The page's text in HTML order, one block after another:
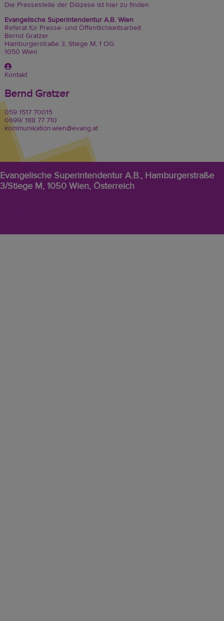
Die Pressestelle der Diözese ist hier zu finden
Evangelische Superintendentur A.B. Wien
Referat für Presse- und Öffentlichkeitsarbeit
Bernd Gratzer
Hamburgerstraße 3, Stiege M, 1 OG.
1050 Wien
Kontakt
Bernd Gratzer
059 1517 70015
0699/ 188 77 710
kommunikation.wien@evang.at
Evangelische Superintendentur A.B., Hamburgerstraße
3/Stiege M, 1050 Wien, Österreich